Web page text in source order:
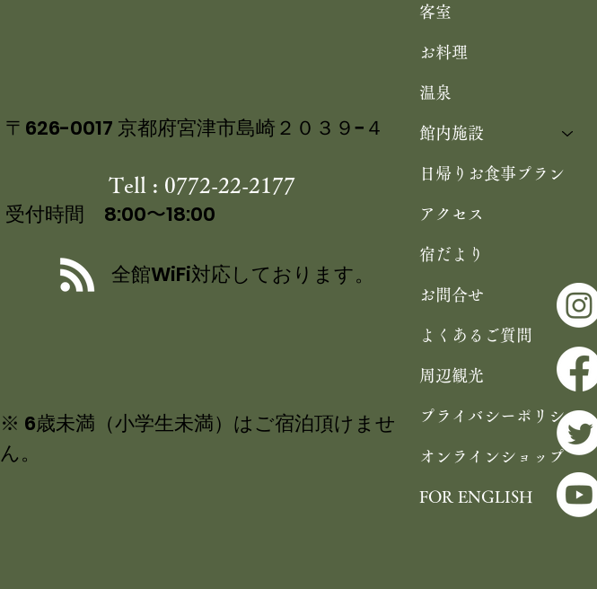
客室
お料理
温泉
館内施設
日帰りお食事プラン
アクセス
宿だより
お問合せ
よくあるご質問
周辺観光
プライバシーポリシー
オンラインショップ
FOR ENGLISH
〒626-0017 京都府宮津市島崎２０３９−４
Tell : 0772-22-2177
受付時間 8:00〜18:00
全館WiFi対応しております。
※ 6歳未満（小学生未満）はご宿泊頂けませ
ん。